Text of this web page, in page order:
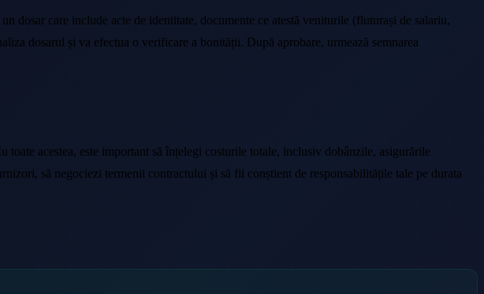
dosar care include acte de identitate, documente ce atestă veniturile (fluturași de salariu,
dosarul și va efectua o verificare a bonității. După aprobare, urmează semnarea
acestea, este important să înțelegi costurile totale, inclusiv dobânzile, asigurările
să negociezi termenii contractului și să fii conștient de responsabilitățile tale pe durata